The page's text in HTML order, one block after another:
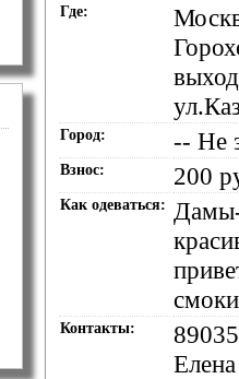
Где:
Город: -- Не
Взнос: 200
Как одеваться:
Контакты:
Елена